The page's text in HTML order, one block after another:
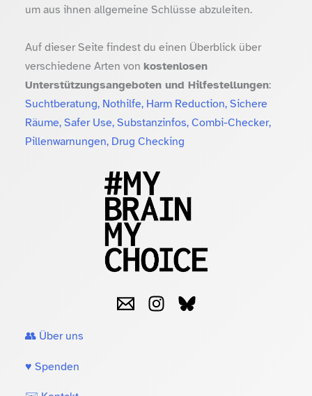
um aus ihnen allgemeine Schlüsse abzuleiten.
Auf dieser Seite findest du einen Überblick über
verschiedene Arten von kostenlosen
Unterstützungsangeboten und Hilfestellungen:
Suchtberatung, Nothilfe, Harm Reduction, Sichere
Räume, Safer Use, Substanzinfos, Combi-Checker,
Pillenwarnungen, Drug Checking
👥 Über uns
♥️ Spenden